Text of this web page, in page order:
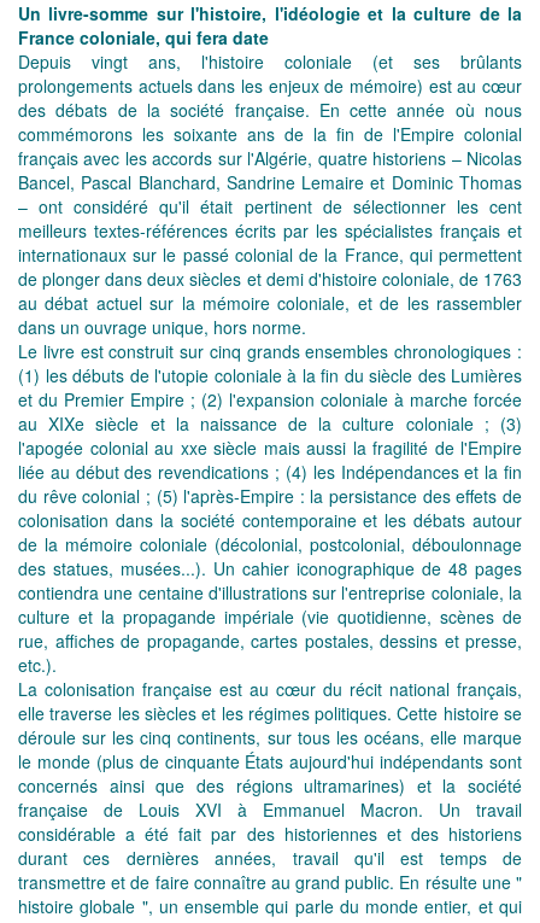
Un livre-somme sur l'histoire, l'idéologie et la culture de la
France coloniale, qui fera date
Depuis vingt ans, l'histoire coloniale (et ses brûlants
prolongements actuels dans les enjeux de mémoire) est au cœur
des débats de la société française. En cette année où nous
commémorons les soixante ans de la fin de l'Empire colonial
français avec les accords sur l'Algérie, quatre historiens – Nicolas
Bancel, Pascal Blanchard, Sandrine Lemaire et Dominic Thomas
– ont considéré qu'il était pertinent de sélectionner les cent
meilleurs textes-références écrits par les spécialistes français et
internationaux sur le passé colonial de la France, qui permettent
de plonger dans deux siècles et demi d'histoire coloniale, de 1763
au débat actuel sur la mémoire coloniale, et de les rassembler
dans un ouvrage unique, hors norme.
Le livre est construit sur cinq grands ensembles chronologiques :
(1) les débuts de l'utopie coloniale à la fin du siècle des Lumières
et du Premier Empire ; (2) l'expansion coloniale à marche forcée
au XIXe siècle et la naissance de la culture coloniale ; (3)
l'apogée colonial au xxe siècle mais aussi la fragilité de l'Empire
liée au début des revendications ; (4) les Indépendances et la fin
du rêve colonial ; (5) l'après-Empire : la persistance des effets de
colonisation dans la société contemporaine et les débats autour
de la mémoire coloniale (décolonial, postcolonial, déboulonnage
des statues, musées...). Un cahier iconographique de 48 pages
contiendra une centaine d'illustrations sur l'entreprise coloniale, la
culture et la propagande impériale (vie quotidienne, scènes de
rue, affiches de propagande, cartes postales, dessins et presse,
etc.).
La colonisation française est au cœur du récit national français,
elle traverse les siècles et les régimes politiques. Cette histoire se
déroule sur les cinq continents, sur tous les océans, elle marque
le monde (plus de cinquante États aujourd'hui indépendants sont
concernés ainsi que des régions ultramarines) et la société
française de Louis XVI à Emmanuel Macron. Un travail
considérable a été fait par des historiennes et des historiens
durant ces dernières années, travail qu'il est temps de
transmettre et de faire connaître au grand public. En résulte une "
histoire globale ", un ensemble qui parle du monde entier, et qui